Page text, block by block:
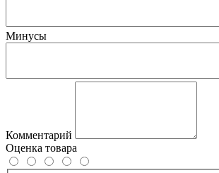
Минусы
Комментарий
Оценка товара